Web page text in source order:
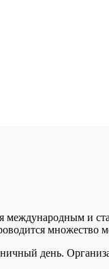
международным и
день.